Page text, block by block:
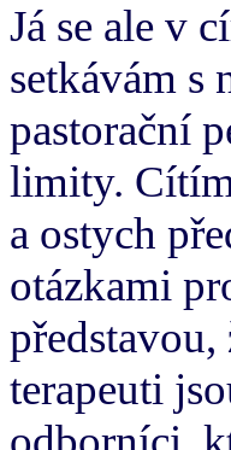
Já se ale v
setkávám s
pastorační
limity.
a ostych
otázkami
představou,
terapeuti